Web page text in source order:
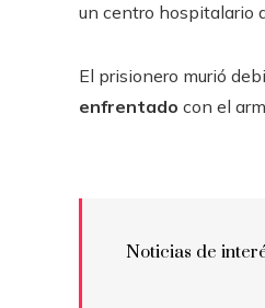
un centro hospitalario
El prisionero murió
enfrentado con el
Noticias de